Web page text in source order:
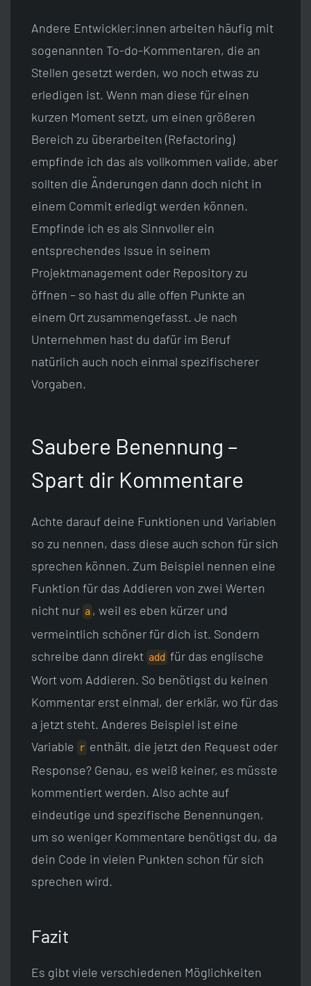
Andere Entwickler:innen arbeiten häufig mit
sogenannten To-do-Kommentaren, die an
Stellen gesetzt werden, wo noch etwas zu
erledigen ist. Wenn man diese für einen
kurzen Moment setzt, um einen größeren
Bereich zu überarbeiten (Refactoring)
empfinde ich das als vollkommen valide, aber
sollten die Änderungen dann doch nicht in
einem Commit erledigt werden können.
Empfinde ich es als Sinnvoller ein
entsprechendes Issue in seinem
Projektmanagement oder Repository zu
öffnen – so hast du alle offen Punkte an
einem Ort zusammengefasst. Je nach
Unternehmen hast du dafür im Beruf
natürlich auch noch einmal spezifischerer
Vorgaben.
Saubere Benennung –
Spart dir Kommentare
Achte darauf deine Funktionen und Variablen
so zu nennen, dass diese auch schon für sich
sprechen können. Zum Beispiel nennen eine
Funktion für das Addieren von zwei Werten
nicht nur a , weil es eben kürzer und
vermeintlich schöner für dich ist. Sondern
schreibe dann direkt add für das englische
Wort vom Addieren. So benötigst du keinen
Kommentar erst einmal, der erklär, wo für das
a jetzt steht. Anderes Beispiel ist eine
Variable
r enthält, die jetzt den Request oder
Response? Genau, es weiß keiner, es müsste
kommentiert werden. Also achte auf
eindeutige und spezifische Benennungen,
um so weniger Kommentare benötigst du, da
dein Code in vielen Punkten schon für sich
sprechen wird.
Fazit
Es gibt viele verschiedenen Möglichkeiten